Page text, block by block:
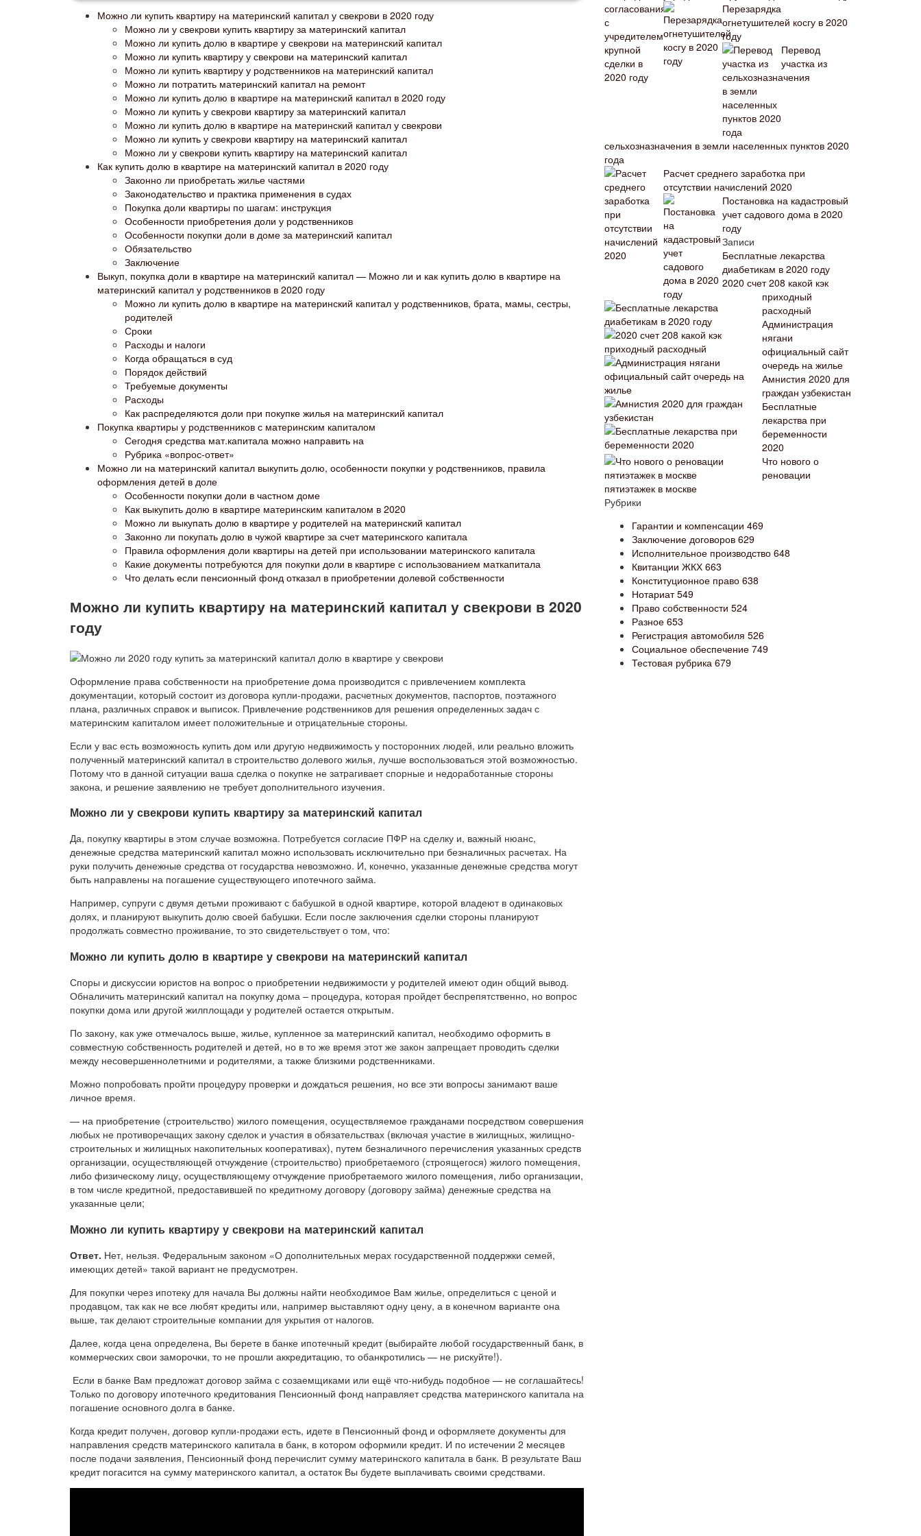
Можно ли купить квартиру на материнский капитал у свекрови в 2020 году
Можно ли у свекрови купить квартиру за материнский капитал
Можно ли купить долю в квартире у свекрови на материнский капитал
Можно ли купить квартиру у свекрови на материнский капитал
Можно ли купить квартиру у родственников на материнский капитал
Можно ли потратить материнский капитал на ремонт
Можно ли купить долю в квартире на материнский капитал в 2020 году
Можно ли купить у свекрови квартиру за материнский капитал
Можно ли купить долю в квартире на материнский капитал у свекрови
Можно ли купить у свекрови квартиру на материнский капитал
Можно ли у свекрови купить квартиру на материнский капитал
Как купить долю в квартире на материнский капитал в 2020 году
Законно ли приобретать жилье частями
Законодательство и практика применения в судах
Покупка доли квартиры по шагам: инструкция
Особенности приобретения доли у родственников
Особенности покупки доли в доме за материнский капитал
Обязательство
Заключение
Выкуп, покупка доли в квартире на материнский капитал — Можно ли и как купить долю в квартире на
материнский капитал у родственников в 2020 году
Можно ли купить долю в квартире на материнский капитал у родственников, брата, мамы, сестры,
родителей
Сроки
Расходы и налоги
Когда обращаться в суд
Порядок действий
Требуемые документы
Расходы
Как распределяются доли при покупке жилья на материнский капитал
Покупка квартиры у родственников с материнским капиталом
Сегодня средства мат.капитала можно направить на
Рубрика «вопрос-ответ»
Можно ли на материнский капитал выкупить долю, особенности покупки у родственников, правила
оформления детей в доле
Особенности покупки доли в частном доме
Как выкупить долю в квартире материнским капиталом в 2020
Можно ли выкупать долю в квартире у родителей на материнский капитал
Законно ли покупать долю в чужой квартире за счет материнского капитала
Правила оформления доли квартиры на детей при использовании материнского капитала
Какие документы потребуются для покупки доли в квартире с использованием маткапитала
Что делать если пенсионный фонд отказал в приобретении долевой собственности
Можно ли купить квартиру на материнский капитал у свекрови в 2020
году
Оформление права собственности на приобретение дома производится с привлечением комплекта
документации, который состоит из договора купли-продажи, расчетных документов, паспортов, поэтажного
плана, различных справок и выписок. Привлечение родственников для решения определенных задач с
материнским капиталом имеет положительные и отрицательные стороны.
Если у вас есть возможность купить дом или другую недвижимость у посторонних людей, или реально вложить
полученный материнский капитал в строительство долевого жилья, лучше воспользоваться этой возможностью.
Потому что в данной ситуации ваша сделка о покупке не затрагивает спорные и недоработанные стороны
закона, и решение заявлению не требует дополнительного изучения.
Можно ли у свекрови купить квартиру за материнский капитал
Да, покупку квартиры в этом случае возможна. Потребуется согласие ПФР на сделку и, важный нюанс,
денежные средства материнский капитал можно использовать исключительно при безналичных расчетах. На
руки получить денежные средства от государства невозможно. И, конечно, указанные денежные средства могут
быть направлены на погашение существующего ипотечного займа.
Например, супруги с двумя детьми проживают с бабушкой в одной квартире, которой владеют в одинаковых
долях, и планируют выкупить долю своей бабушки. Если после заключения сделки стороны планируют
продолжать совместно проживание, то это свидетельствует о том, что:
Можно ли купить долю в квартире у свекрови на материнский капитал
Споры и дискуссии юристов на вопрос о приобретении недвижимости у родителей имеют один общий вывод.
Обналичить материнский капитал на покупку дома – процедура, которая пройдет беспрепятственно, но вопрос
покупки дома или другой жилплощади у родителей остается открытым.
По закону, как уже отмечалось выше, жилье, купленное за материнский капитал, необходимо оформить в
совместную собственность родителей и детей, но в то же время этот же закон запрещает проводить сделки
между несовершеннолетними и родителями, а также близкими родственниками.
Можно попробовать пройти процедуру проверки и дождаться решения, но все эти вопросы занимают ваше
личное время.
— на приобретение (строительство) жилого помещения, осуществляемое гражданами посредством совершения
любых не противоречащих закону сделок и участия в обязательствах (включая участие в жилищных, жилищно-
строительных и жилищных накопительных кооперативах), путем безналичного перечисления указанных средств
организации, осуществляющей отчуждение (строительство) приобретаемого (строящегося) жилого помещения,
либо физическому лицу, осуществляющему отчуждение приобретаемого жилого помещения, либо организации,
в том числе кредитной, предоставившей по кредитному договору (договору займа) денежные средства на
указанные цели;
Можно ли купить квартиру у свекрови на материнский капитал
Ответ. Нет, нельзя. Федеральным законом «О дополнительных мерах государственной поддержки семей,
имеющих детей» такой вариант не предусмотрен.
Для покупки через ипотеку для начала Вы должны найти необходимое Вам жилье, определиться с ценой и
продавцом, так как не все любят кредиты или, например выставляют одну цену, а в конечном варианте она
выше, так делают строительные компании для укрытия от налогов.
Далее, когда цена определена, Вы берете в банке ипотечный кредит (выбирайте любой государственный банк, в
коммерческих свои заморочки, то не прошли аккредитацию, то обанкротились — не рискуйте!).
Если в банке Вам предложат договор займа с созаемщиками или ещё что-нибудь подобное — не соглашайтесь!
Только по договору ипотечного кредитования Пенсионный фонд направляет средства материнского капитала на
погашение основного долга в банке.
Когда кредит получен, договор купли-продажи есть, идете в Пенсионный фонд и оформляете документы для
направления средств материнского капитала в банк, в котором оформили кредит. И по истечении 2 месяцев
после подачи заявления, Пенсионный фонд перечислит сумму материнского капитала в банк. В результате Ваш
кредит погасится на сумму материнского капитал, а остаток Вы будете выплачивать своими средствами.
Перезарядка
огнетушителей косгу в 2020
году
Перевод
участка из
сельхозназначения в земли населенных пунктов 2020
года
Расчет среднего заработка при
отсутствии начислений 2020
Постановка на кадастровый
учет садового дома в 2020
году
Записи
Бесплатные лекарства
диабетикам в 2020 году
2020 счет 208 какой кэк
приходный
расходный
Администрация
нягани
официальный сайт
очередь на жилье
Амнистия 2020 для
граждан узбекистан
Бесплатные
лекарства при
беременности
2020
Что нового о
реновации
пятиэтажек в москве
Рубрики
Гарантии и компенсации 469
Заключение договоров 629
Исполнительное производство 648
Квитанции ЖКХ 663
Конституционное право 638
Нотариат549
Право собственности 524
Разное 653
Регистрация автомобиля 526
Социальное обеспечение 749
Тестовая рубрика 679